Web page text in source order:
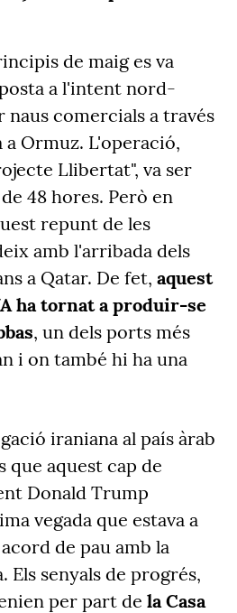
de maig es va
a l'intent nord-
comercials a través
Ormuz. L'operació,
Llibertat", va ser
48 hores. Però en
repunt de les
amb l'arribada dels
a Qatar. De fet, aquest
ha tornat a produir-se
, un dels ports més
i on també hi ha una
iraniana al país àrab
que aquest cap de
Donald Trump
vegada que estava a
de pau amb la
Els senyals de progrés,
per part de la Casa